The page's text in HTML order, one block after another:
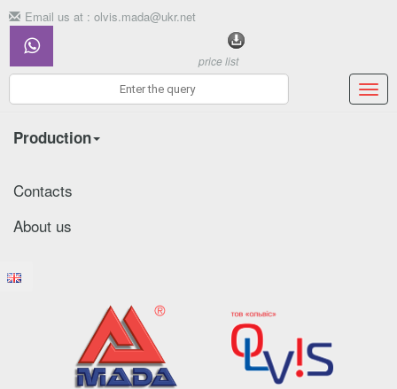
Email us at : olvis.mada@ukr.net
price list
Production
Contacts
About us